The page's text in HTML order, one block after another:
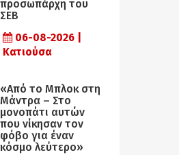
προσωπάρχη του
ΣΕΒ
06-08-2026 |
Κατιούσα
«Από το Μπλοκ στη
Μάντρα – Στο
μονοπάτι αυτών
που νίκησαν τον
φόβο για έναν
κόσμο λεύτερο»